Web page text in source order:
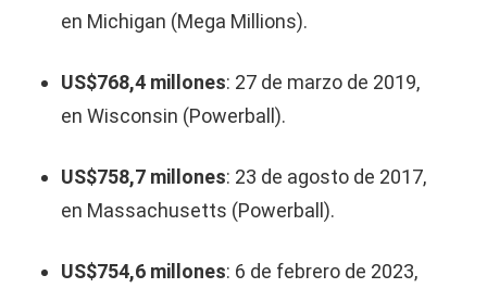
en Michigan (Mega Millions).
US$768,4 millones: 27 de marzo de 2019,
en Wisconsin (Powerball).
US$758,7 millones: 23 de agosto de 2017,
en Massachusetts (Powerball).
US$754,6 millones: 6 de febrero de 2023,